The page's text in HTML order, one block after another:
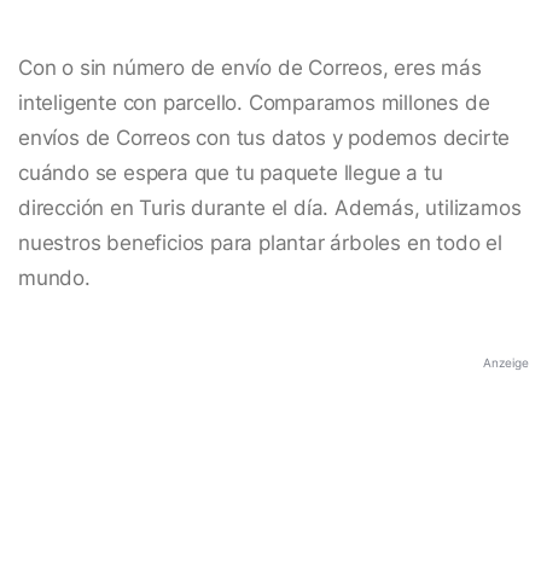
Con o sin número de envío de Correos, eres más
inteligente con parcello. Comparamos millones de
envíos de Correos con tus datos y podemos decirte
cuándo se espera que tu paquete llegue a tu
dirección en Turis durante el día. Además, utilizamos
nuestros beneficios para plantar árboles en todo el
mundo.
Anzeige